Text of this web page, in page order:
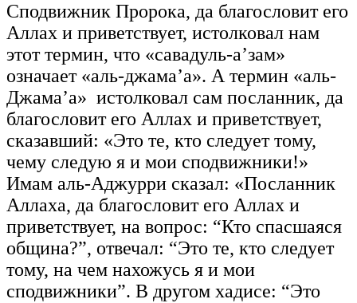
Сподвижник Пророка, да благословит его
Аллах и приветствует, истолковал нам
этот термин, что «савадуль-а’зам»
означает «аль-джама’а». А термин «аль-
Джама’а» истолковал сам посланник, да
благословит его Аллах и приветствует,
сказавший: «Это те, кто следует тому,
чему следую я и мои сподвижники!»
Имам аль-Аджурри сказал: «Посланник
Аллаха, да благословит его Аллах и
приветствует, на вопрос: “Кто спасшаяся
община?”, отвечал: “Это те, кто следует
тому, на чем нахожусь я и мои
сподвижники”. В другом хадисе: “Это